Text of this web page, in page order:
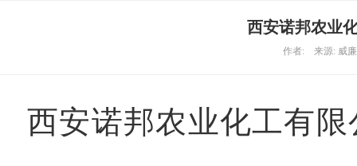
西安诺邦农业
作者: 来源: 威廉
西安诺邦农业化工有